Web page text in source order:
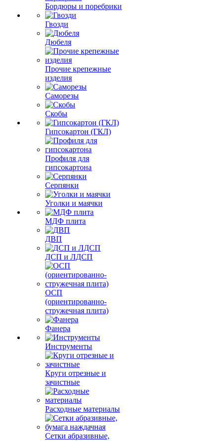
Бордюры и поребрики
Гвозди
Дюбеля
Прочие крепежные
изделия
Саморезы
Скобы
Гипсокартон (ГКЛ)
Профиля для
гипсокартона
Серпянки
Уголки и маячки
МДФ плита
ДВП
ДСП и ЛДСП
ОСП
(ориентированно-
стружечная плита)
Фанера
Инструменты
Круги отрезные и
зачистные
Расходные материалы
Сетки абразивные,